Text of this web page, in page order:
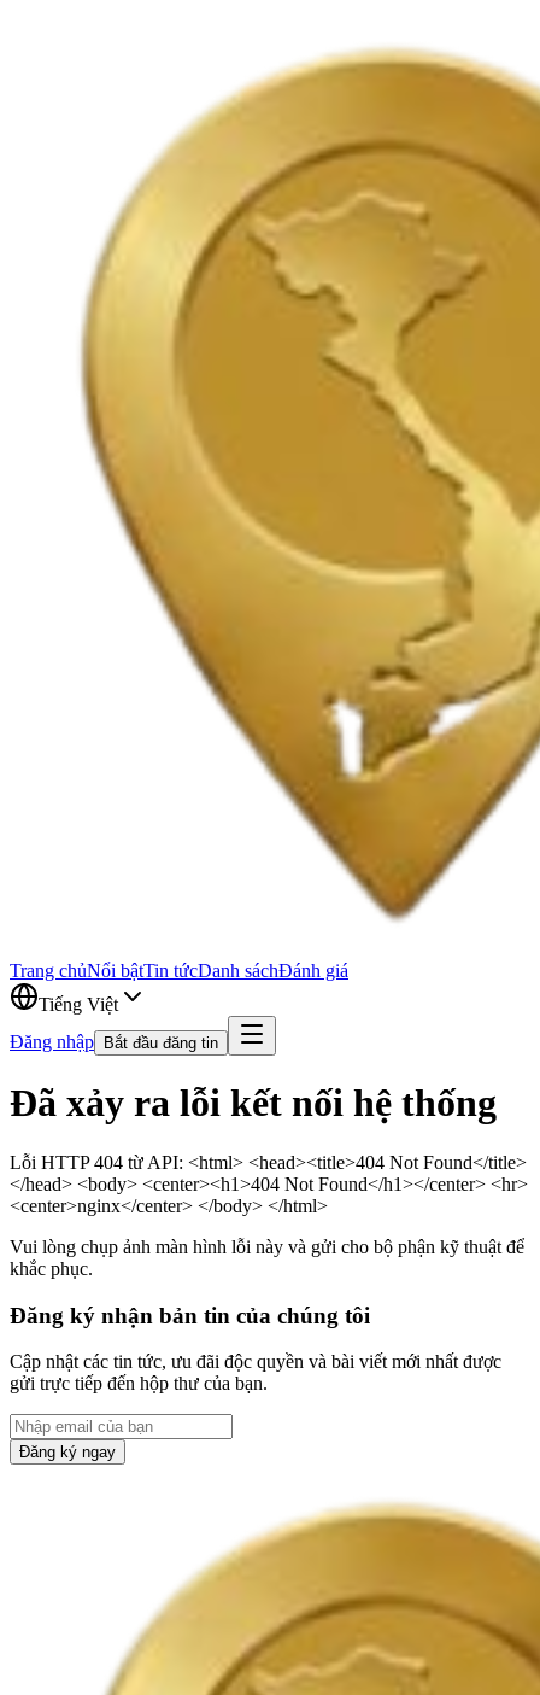
Trang chủNổi bậtTin tứcDanh sáchĐánh giá
Tiếng Việt
Đăng nhập
Bắt đầu đăng tin
Đã xảy ra lỗi kết nối hệ thống
Lỗi HTTP 404 từ API: <html> <head><title>404 Not Found</title>
</head> <body> <center><h1>404 Not Found</h1></center> <hr>
<center>nginx</center> </body> </html>
Vui lòng chụp ảnh màn hình lỗi này và gửi cho bộ phận kỹ thuật để
khắc phục.
Đăng ký nhận bản tin của chúng tôi
Cập nhật các tin tức, ưu đãi độc quyền và bài viết mới nhất được
gửi trực tiếp đến hộp thư của bạn.
Đăng ký ngay